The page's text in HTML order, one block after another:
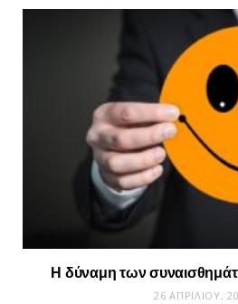
Η δύναμη των
26 ΑΠΡΙΛΊΟΥ,